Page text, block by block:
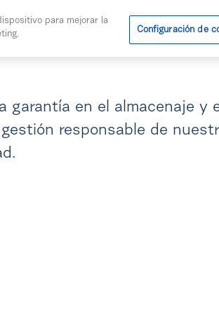
garantía en el almacenaje y
responsable de
para mejorar la
Configuración de